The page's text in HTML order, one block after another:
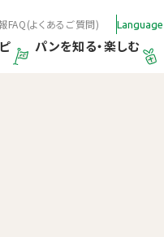
パンを知る・楽しむ
Language
FAQ(よくあるご質問)